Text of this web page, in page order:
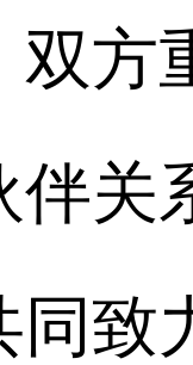
双方
伴关
同致